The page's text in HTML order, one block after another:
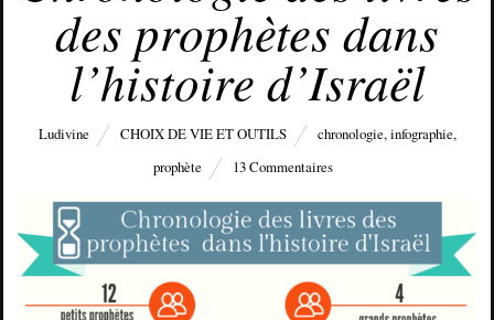
des prophètes dans
l’histoire d’Israël
Ludivine CHOIX DE VIE ET OUTILS chronologie,infographie,
prophète
13 Commentaires